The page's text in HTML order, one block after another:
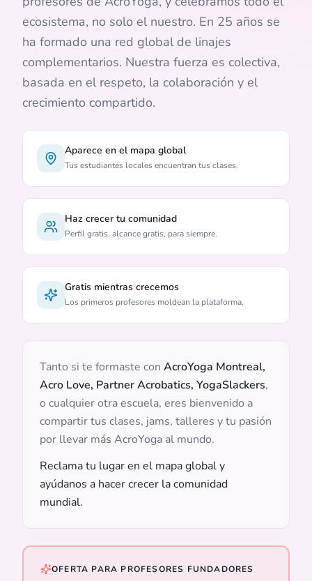
ecosistema, no solo el nuestro. En 25 años se
ha formado una red global de linajes
complementarios. Nuestra fuerza es colectiva,
basada en el respeto, la colaboración y el
crecimiento compartido.
Aparece en el mapa global
Tus estudiantes locales encuentran tus clases.
Haz crecer tu comunidad
Perfil gratis, alcance gratis, para siempre.
Gratis mientras crecemos
Los primeros profesores moldean la plataforma.
Tanto si te formaste con AcroYoga Montreal,
Acro Love, Partner Acrobatics, YogaSlackers,
o cualquier otra escuela, eres bienvenido a
compartir tus clases, jams, talleres y tu pasión
por llevar más AcroYoga al mundo.
Reclama tu lugar en el mapa global y
ayúdanos a hacer crecer la comunidad
mundial.
OFERTA PARA PROFESORES FUNDADORES